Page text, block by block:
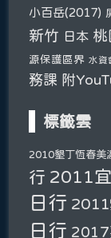
小百岳(2017)
新竹 日本 桃
源保護區界 水資
務課 附
標籤雲
2010墾丁恆春美
行 2011
日行 2011
日行 2017